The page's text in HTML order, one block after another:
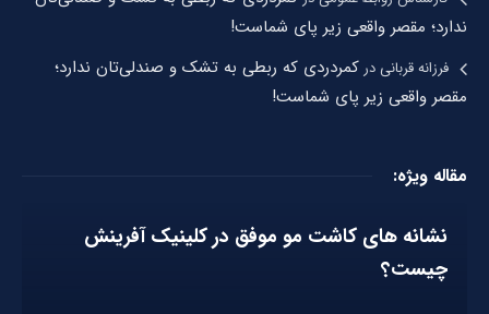
ندارد؛ مقصر واقعی زیر پای شماست!
فرزانه قربانیدر کمردردی که ربطی به تشک و صندلی‌تان ندارد؛
مقصر واقعی زیر پای شماست!
مقاله ویژه:
نشانه های کاشت مو موفق در کلینیک آفرینش
چیست؟